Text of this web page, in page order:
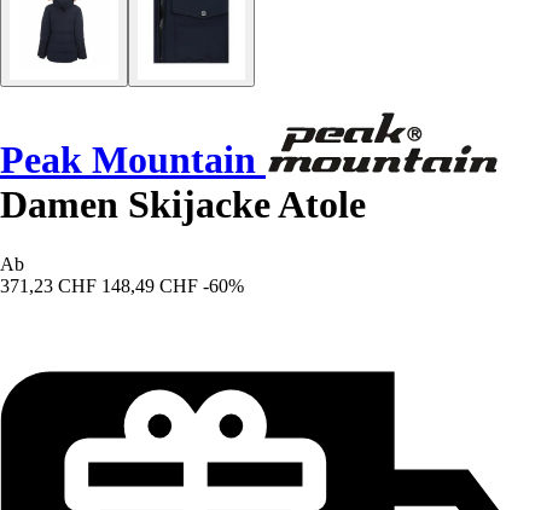
Peak Mountain
Damen Skijacke Atole
Ab
371,23 CHF 148,49 CHF -60%